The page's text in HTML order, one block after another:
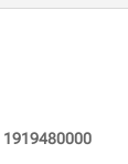
1919480000